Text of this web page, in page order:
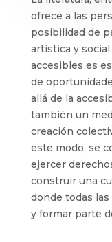
ofrece a las
posibilidad de
artística y
accesibles es
de
allá de la
también un
creación
este modo, se
ejercer
construir una
donde todas
y formar parte